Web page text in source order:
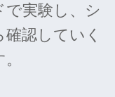
実験し、シ
認していく